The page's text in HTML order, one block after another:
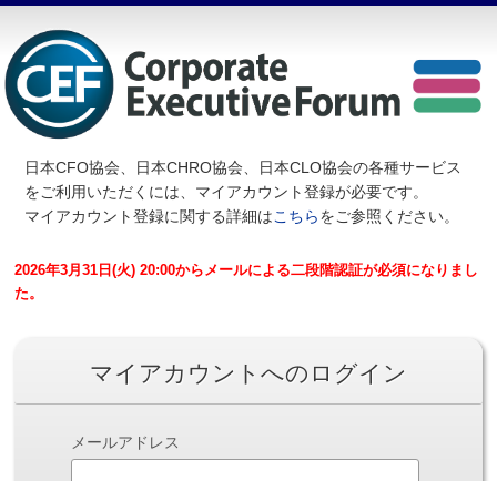
日本CFO協会、日本CHRO協会、日本CLO協会の各種サービス
をご利用いただくには、マイアカウント登録が必要です。
マイアカウント登録に関する詳細はこちらをご参照ください。
2026年3月31日(火) 20:00からメールによる二段階認証が必須になりまし
た。
マイアカウントへのログイン
メールアドレス